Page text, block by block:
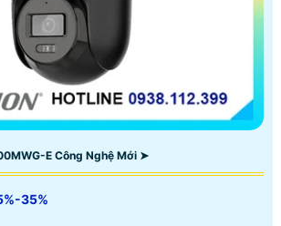
E Công Nghệ Mới ➤
35%